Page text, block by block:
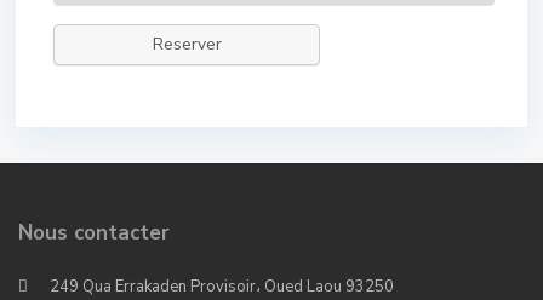
Reserver
Nous contacter
249 Qua Errakaden Provisoir، Oued Laou 93250